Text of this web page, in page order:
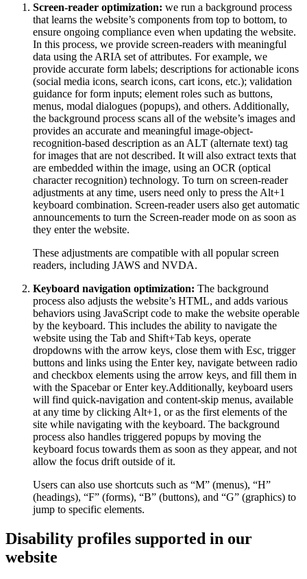
Screen-reader optimization: we run a background process
that learns the website’s components from top to bottom, to
ensure ongoing compliance even when updating the website.
In this process, we provide screen-readers with meaningful
data using the ARIA set of attributes. For example, we
provide accurate form labels; descriptions for actionable icons
(social media icons, search icons, cart icons, etc.); validation
guidance for form inputs; element roles such as buttons,
menus, modal dialogues (popups), and others. Additionally,
the background process scans all of the website’s images and
provides an accurate and meaningful image-object-
recognition-based description as an ALT (alternate text) tag
for images that are not described. It will also extract texts that
are embedded within the image, using an OCR (optical
character recognition) technology. To turn on screen-reader
adjustments at any time, users need only to press the Alt+1
keyboard combination. Screen-reader users also get automatic
announcements to turn the Screen-reader mode on as soon as
they enter the website.
These adjustments are compatible with all popular screen
readers, including JAWS and NVDA.
Keyboard navigation optimization: The background
process also adjusts the website’s HTML, and adds various
behaviors using JavaScript code to make the website operable
by the keyboard. This includes the ability to navigate the
website using the Tab and Shift+Tab keys, operate
dropdowns with the arrow keys, close them with Esc, trigger
buttons and links using the Enter key, navigate between radio
and checkbox elements using the arrow keys, and fill them in
with the Spacebar or Enter key.Additionally, keyboard users
will find quick-navigation and content-skip menus, available
at any time by clicking Alt+1, or as the first elements of the
site while navigating with the keyboard. The background
process also handles triggered popups by moving the
keyboard focus towards them as soon as they appear, and not
allow the focus drift outside of it.
Users can also use shortcuts such as “M” (menus), “H”
(headings), “F” (forms), “B” (buttons), and “G” (graphics) to
jump to specific elements.
Disability profiles supported in our
website